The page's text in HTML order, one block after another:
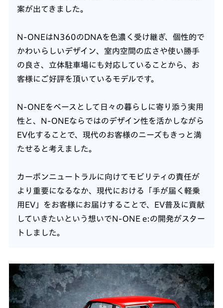
案が出てきました。
N-ONEはN360のDNAを色濃く受け継ぎ、個性的で
かわいらしいデザイン、室内空間の広さや使い勝手
の良さ、立体駐車場にも対応していることから、お
客様にご好評を頂いているモデルです。
N-ONEをベースとして日々の暮らしに寄り添う実用
性と、N-ONEならではのデザイン性を活かしながら
EV化することで、現代のお客様のニーズもきっと満
たせると考えました。
カーボンニュートラルに向けてモビリティの責任が
より重要になるなか、現代における「手が届く軽乗
用EV」をお客様にお届けすることで、EV普及に貢献
していきたいという想いでN-ONE e:の開発がスター
トしました。